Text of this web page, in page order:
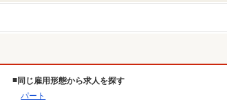
同じ雇用形態から求人を探す
パート